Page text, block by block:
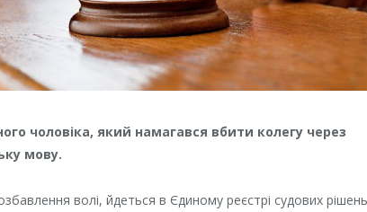
чоловіка, який намагався вбити колегу через
мову.
волі, йдеться в Єдиному реєстрі судових